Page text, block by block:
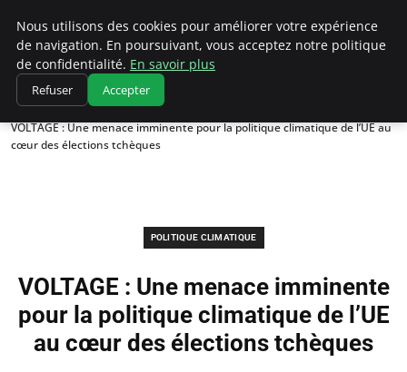
Climatedebtagents
Accueil
Politique climatique
VOLTAGE : Une menace imminente pour la politique climatique de l’UE au
cœur des élections tchèques
POLITIQUE CLIMATIQUE
VOLTAGE : Une menace imminente
pour la politique climatique de l’UE
au cœur des élections tchèques
Nous utilisons des cookies pour améliorer votre expérience
de navigation. En poursuivant, vous acceptez notre politique
de confidentialité. En savoir plus
Refuser Accepter